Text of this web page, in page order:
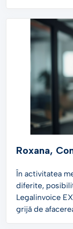
Roxana,
În activitatea
diferite,
Legalinvoice
grijă de